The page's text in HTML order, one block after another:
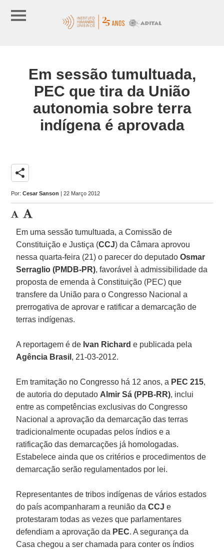
Em sessão tumultuada,
PEC que tira da União
autonomia sobre terra
indígena é aprovada
share
Por:Cesar Sanson | 22 Março 2012
Em uma sessão tumultuada, a Comissão de
Constituição e Justiça (CCJ) da Câmara aprovou
nessa quarta-feira (21) o parecer do deputadoOsmar
Serraglio (PMDB-PR), favorável à admissibilidade da
proposta de emenda à Constituição (PEC) que
transfere da União para o Congresso Nacional a
prerrogativa de aprovar e ratificar a demarcação de
terras indígenas.
A reportagem é de Ivan Richard e publicada pela
Agência Brasil , 21-03-2012.
Em tramitação no Congresso há 12 anos, a PEC 215,
de autoria do deputado Almir Sá (PPB-RR), inclui
entre as competências exclusivas do Congresso
Nacional a aprovação da demarcação das terras
tradicionalmente ocupadas pelos índios e a
ratificação das demarcações já homologadas.
Estabelece ainda que os critérios e procedimentos de
demarcação serão regulamentados por lei.
Representantes de tribos indígenas de vários estados
do país acompanharam a reunião daCCJe
protestaram todas as vezes que parlamentares
defendiam a aprovação da PEC. A segurança da
Casa chegou a ser chamada para conter os índios